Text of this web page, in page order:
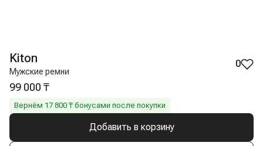
Kiton
Мужские ремни
0
99 000 ₸
Вернём 17 800 ₸ бонусами после покупки
Добавить в корзину